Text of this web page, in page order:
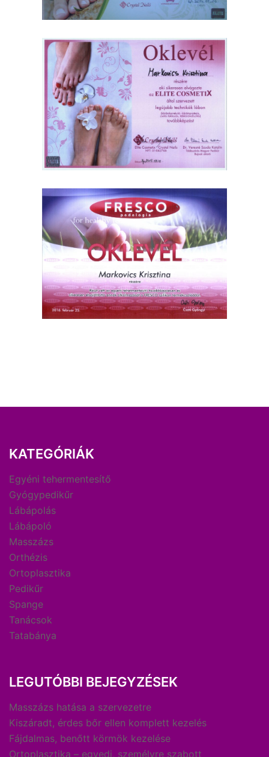
KATEGÓRIÁK
Egyéni tehermentesítő
Gyógypedikűr
Lábápolás
Lábápoló
Masszázs
Orthézis
Ortoplasztika
Pedikűr
Spange
Tanácsok
Tatabánya
LEGUTÓBBI BEJEGYZÉSEK
Masszázs hatása a szervezetre
Kiszáradt, érdes bőr ellen komplett kezelés
Fájdalmas, benőtt körmök kezelése
Ortoplasztika – egyedi, személyre szabott